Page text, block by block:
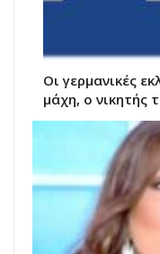
Οι γερμανικές
μάχη, ο νικητής